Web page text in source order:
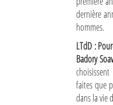
L'actualité du tourisme
dernière
hommes.
LTdD :
Badory
faites que
dans la vie